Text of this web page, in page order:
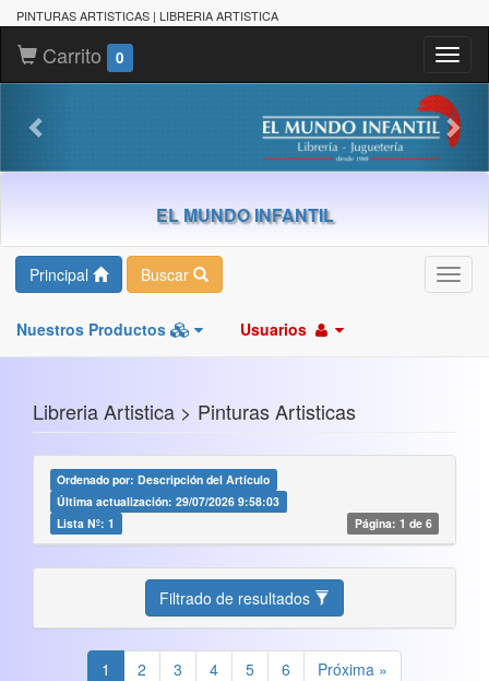
PINTURAS ARTISTICAS | LIBRERIA ARTISTICA
Carrito 0
EL MUNDO INFANTIL
Principal Buscar
Nuestros Productos Usuarios
Libreria Artistica > Pinturas Artisticas
Ordenado por: Descripción del Artículo
Última actualización: 29/07/2026 9:58:03
Lista Nº: 1
Página: 1 de 6
Filtrado de resultados
1 2 3 4 5 6 Próxima »